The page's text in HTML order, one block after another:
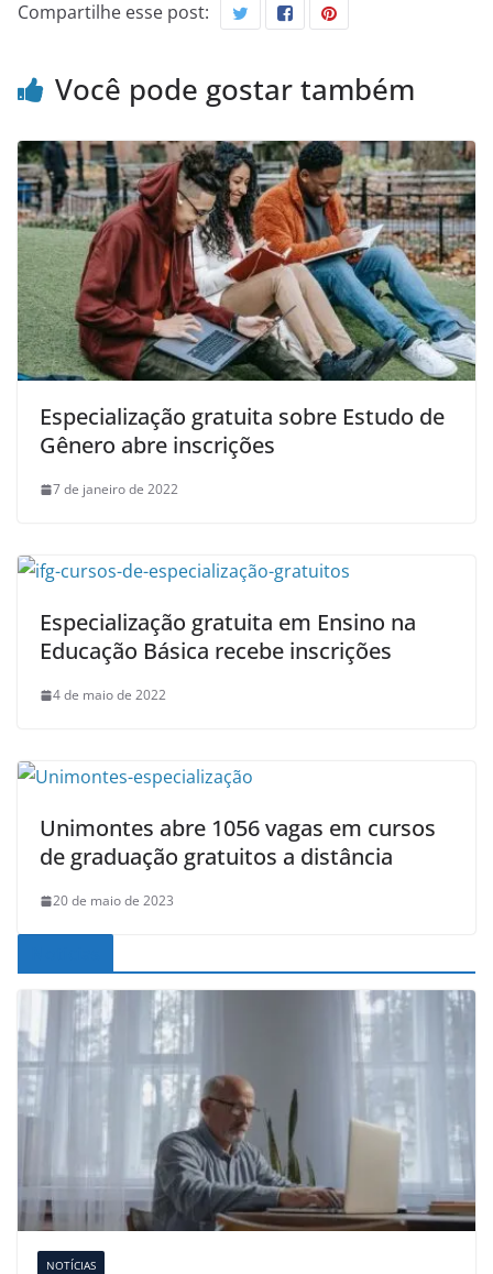
Compartilhe esse post:
Você pode gostar também
Especialização gratuita sobre Estudo de
Gênero abre inscrições
7 de janeiro de 2022
Especialização gratuita em Ensino na
Educação Básica recebe inscrições
4 de maio de 2022
Unimontes abre 1056 vagas em cursos
de graduação gratuitos a distância
20 de maio de 2023
NOTÍCIAS